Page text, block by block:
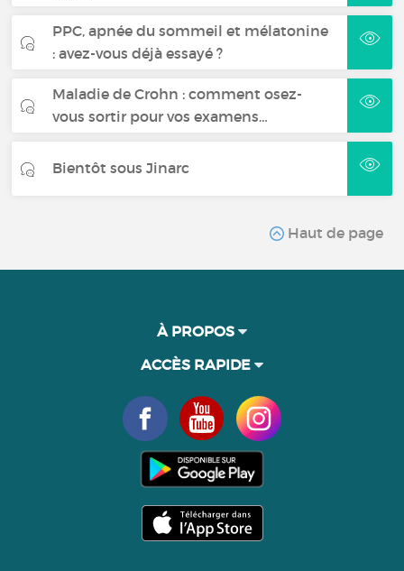
PPC, apnée du sommeil et mélatonine
: avez-vous déjà essayé ?
Maladie de Crohn : comment osez-
vous sortir pour vos examens…
Bientôt sous Jinarc
Haut de page
À PROPOS
ACCÈS RAPIDE